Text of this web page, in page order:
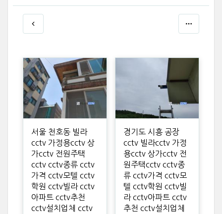
서울 천호동 빌라
cctv 가정용cctv 상
가cctv 전원주택
cctv cctv종류 cctv
가격 cctv모텔 cctv
학원 cctv빌라 cctv
아파트 cctv추천
cctv설치업체 cctv
경기도 시흥 공장
cctv 빌라cctv 가정
용cctv 상가cctv 전
원주택cctv cctv종
류 cctv가격 cctv모
텔 cctv학원 cctv빌
라 cctv아파트 cctv
추천 cctv설치업체